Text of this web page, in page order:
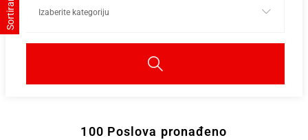
100 Poslova pronađeno